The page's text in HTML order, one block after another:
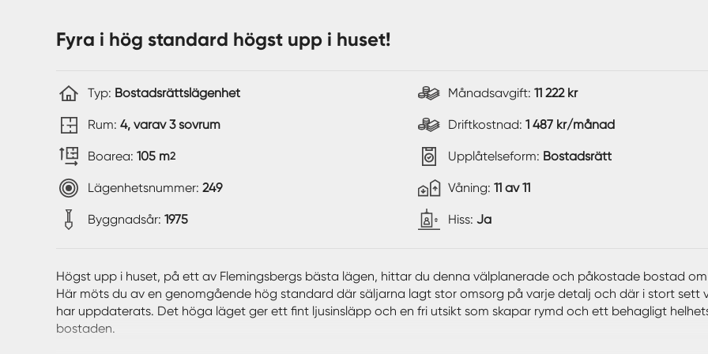
Fyra i hög standard högst upp i huset!
Typ: Bostadsrättslägenhet
Rum: 4, varav 3 sovrum
Boarea: 105 m2
Lägenhetsnummer: 249
Byggnadsår: 1975
Månadsavgift: 11 222 kr
Driftkostnad: 1 487 kr/månad
Upplåtelseform: Bostadsrätt
Våning: 11 av 11
Hiss: Ja
Högst upp i huset, på ett av Flemingsbergs bästa lägen, hittar du denna välplanerade och påkostade bostad om
Här möts du av en genomgående hög standard där säljarna lagt stor omsorg på varje detalj och där i stort sett
har uppdaterats. Det höga läget ger ett fint ljusinsläpp och en fri utsikt som skapar rymd och ett behagligt
bostaden.